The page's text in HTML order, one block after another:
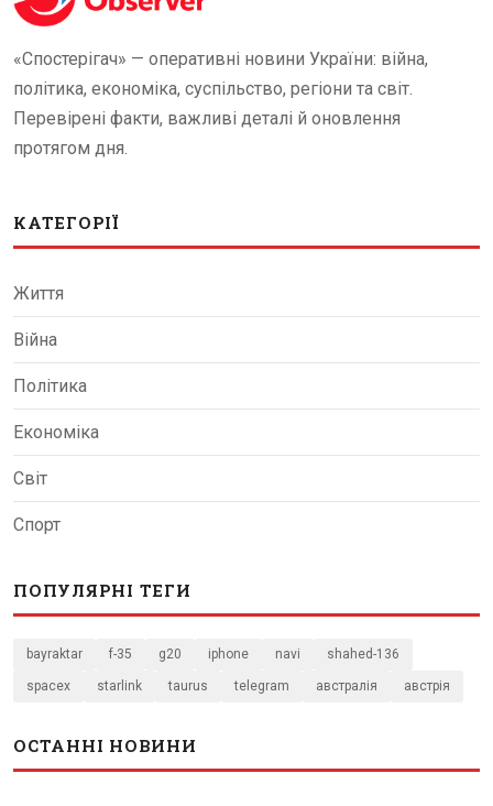
«Спостерігач» — оперативні новини України: війна,
політика, економіка, суспільство, регіони та світ.
Перевірені факти, важливі деталі й оновлення
протягом дня.
КАТЕГОРІЇ
Життя
Війна
Політика
Економіка
Світ
Спорт
ПОПУЛЯРНІ ТЕГИ
bayraktar f-35 g20 iphone navi shahed-136
spacex starlink taurus telegram австралія австрія
ОСТАННІ НОВИНИ